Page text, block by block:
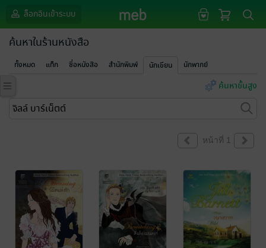
ล็อกอินเข้าระบบ
ค้นหาในร้านหนังสือ
ทั้งหมด แท็ก ชื่อหนังสือ สำนักพิมพ์ นักเขียน นักพากย์
ค้นหาขั้นสูง
หน้าที่ 1